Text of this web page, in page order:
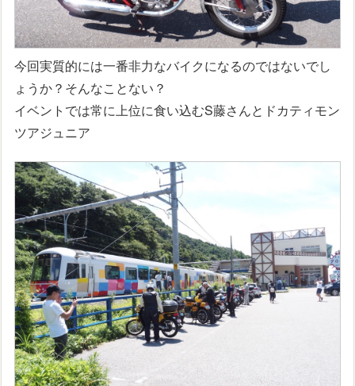
今回実質的には一番非力なバイクになるのではないでし
ょうか？そんなことない？
イベントでは常に上位に食い込むS藤さんとドカティモン
ツアジュニア